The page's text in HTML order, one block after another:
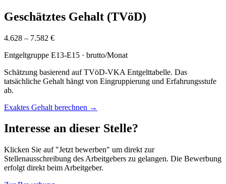
Geschätztes Gehalt (TVöD)
4.628 – 7.582 €
Entgeltgruppe E13-E15 · brutto/Monat
Schätzung basierend auf TVöD-VKA Entgelttabelle. Das
tatsächliche Gehalt hängt von Eingruppierung und Erfahrungsstufe
ab.
Exaktes Gehalt berechnen →
Interesse an dieser Stelle?
Klicken Sie auf "Jetzt bewerben" um direkt zur
Stellenausschreibung des Arbeitgebers zu gelangen. Die Bewerbung
erfolgt direkt beim Arbeitgeber.